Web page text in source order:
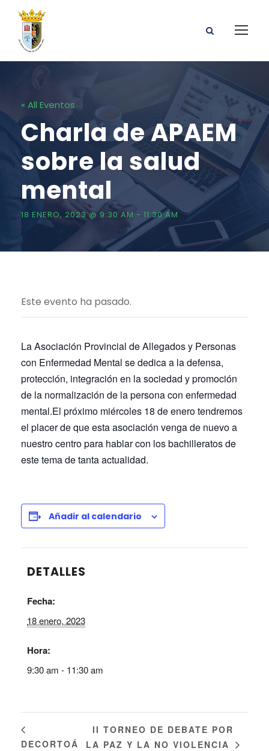
« All Eventos
Charla de APAEM
sobre la salud
mental
18 ENERO, 2023 @ 9:30 AM - 11:30 AM
Este evento ha pasado.
La Asociación Provincial de Allegados y Personas
con Enfermedad Mental se dedica a la defensa,
protección, integración en la sociedad y promoción
de la normalización de la persona con enfermedad
mental.El próximo miércoles 18 de enero tendremos
el placer de que esta asociación venga de nuevo a
nuestro centro para hablar con los bachilleratos de
este tema de tanta actualidad.
Añadir al calendario
DETALLES
Fecha:
18 enero, 2023
Hora:
9:30 am - 11:30 am
DECORTOÁ
II TORNEO DE DEBATE POR
LA PAZ Y LA NO VIOLENCIA